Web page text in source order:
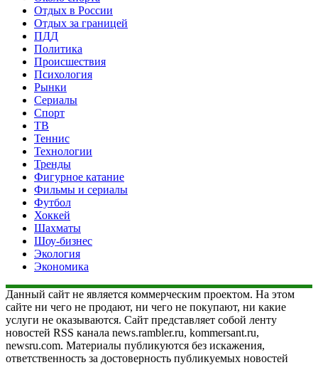
Отдых в России
Отдых за границей
ПДД
Политика
Происшествия
Психология
Рынки
Сериалы
Спорт
ТВ
Теннис
Технологии
Тренды
Фигурное катание
Фильмы и сериалы
Футбол
Хоккей
Шахматы
Шоу-бизнес
Экология
Экономика
Данный сайт не является коммерческим проектом. На этом
сайте ни чего не продают, ни чего не покупают, ни какие
услуги не оказываются. Сайт представляет собой ленту
новостей RSS канала news.rambler.ru, kommersant.ru,
newsru.com. Материалы публикуются без искажения,
ответственность за достоверность публикуемых новостей